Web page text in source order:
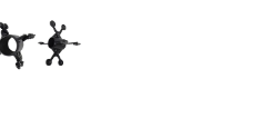
220
CENTREUR S50-110/150/220